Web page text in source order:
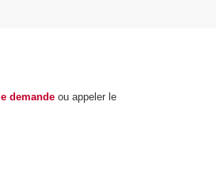
demandeou appeler le